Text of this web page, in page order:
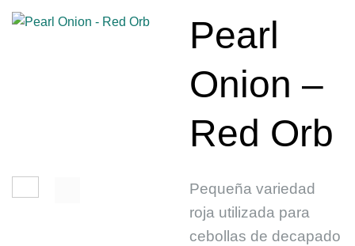
Pearl
Onion –
Red Orb
Pequeña variedad
roja utilizada para
cebollas de decapado